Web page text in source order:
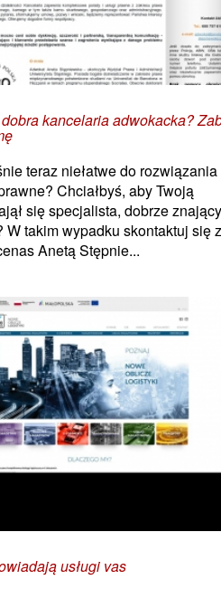
kancelaria adwokacka?
teraz niełatwe do rozwiązania
Chciałbyś, aby Twoją
się specjalista, dobrze
W takim wypadku skontaktuj się z
Anetą Stępnie...
usługi vas